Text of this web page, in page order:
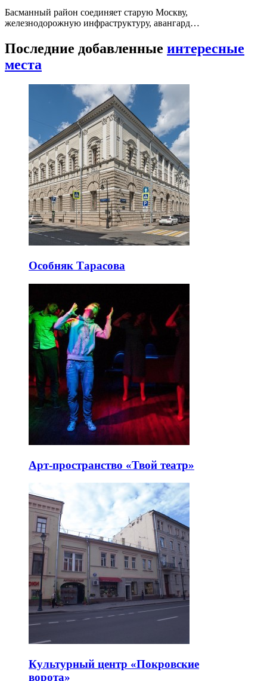
Басманный район соединяет старую Москву,
железнодорожную инфраструктуру, авангард…
Последние добавленные интересные
места
Особняк Тарасова
Арт-пространство «Твой театр»
Культурный центр «Покровские
ворота»